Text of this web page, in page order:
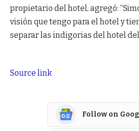
propietario del hotel, agregó:
visión que tengo para el hotel y
separar las indigorias del hotel
Source link
Follow on